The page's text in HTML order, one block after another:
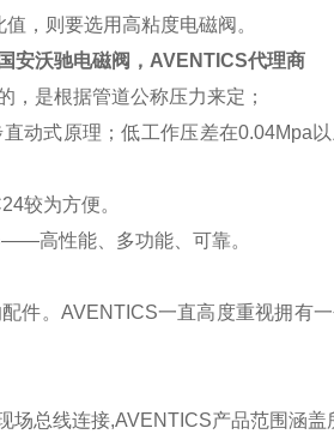
，则要选用高粘度电磁阀。
安沃驰电磁阀，AVENTICS代理商
，是根据管道公称压力来定；
动式原理；低工作压差在0.04Mpa
较为方便。
高性能、多功能、可靠。
件。AVENTICS一直高度重视拥有
总线连接,AVENTICS产品范围涵盖